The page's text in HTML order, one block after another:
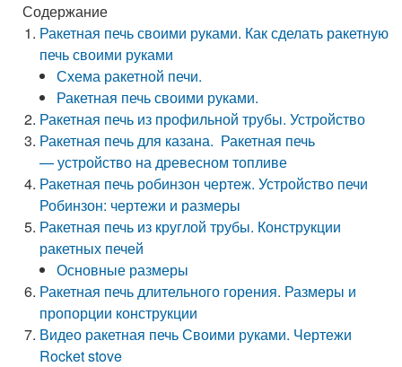
Содержание
Ракетная печь своими руками. Как сделать ракетную
печь своими руками
Схема ракетной печи.
Ракетная печь своими руками.
Ракетная печь из профильной трубы. Устройство
Ракетная печь для казана. Ракетная печь
— устройство на древесном топливе
Ракетная печь робинзон чертеж. Устройство печи
Робинзон: чертежи и размеры
Ракетная печь из круглой трубы. Конструкции
ракетных печей
Основные размеры
Ракетная печь длительного горения. Размеры и
пропорции конструкции
Видео ракетная печь Своими руками. Чертежи
Rocket stove